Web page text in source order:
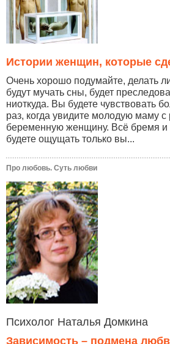
Истории женщин, которые
Очень хорошо подумайте, делать
будут мучать сны, будет
ниоткуда. Вы будете чувствовать
раз, когда увидите молодую маму
беременную женщину. Всё бремя и
будете ощущать только вы...
Про любовь. Суть любви
Психолог Наталья Домкина
Зависимость – подмена